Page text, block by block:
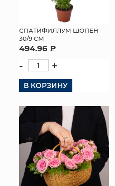
СПАТИФИЛЛУМ ШОПЕН
30/9 СМ
494.96 ₽
- +
В КОРЗИНУ